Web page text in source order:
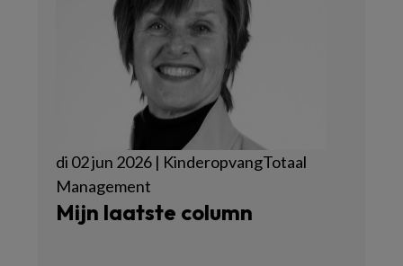
di 02 jun 2026 | KinderopvangTotaal
Management
Mijn laatste column